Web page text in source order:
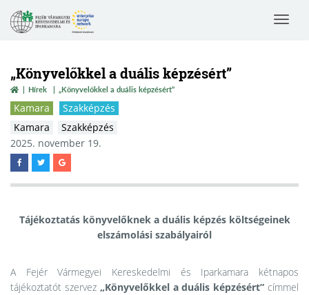
Toggle
„Könyvelőkkel a duális képzésért”
Hírek „Könyvelőkkel a duális képzésért”
Kamara
Szakképzés
Kamara
Szakképzés
2025. november 19.
Tájékoztatás könyvelőknek a duális képzés költségeinek
elszámolási szabályairól
A Fejér Vármegyei Kereskedelmi és Iparkamara kétnapos
tájékoztatót szervez „Könyvelőkkel a duális képzésért” címmel